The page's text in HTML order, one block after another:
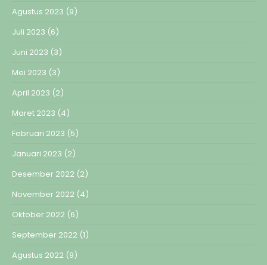
Agustus 2023 (9)
Juli 2023 (6)
Juni 2023 (3)
Mei 2023 (3)
April 2023 (2)
Maret 2023 (4)
Februari 2023 (5)
Januari 2023 (2)
Desember 2022 (2)
November 2022 (4)
Oktober 2022 (6)
September 2022 (1)
Agustus 2022 (9)